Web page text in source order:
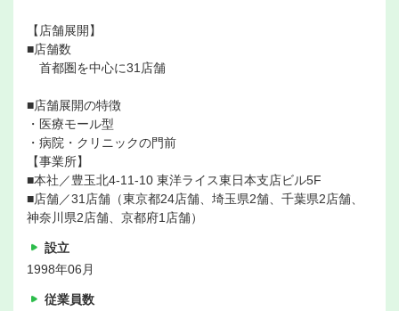
【店舗展開】
■店舗数
首都圏を中心に31店舗
■店舗展開の特徴
・医療モール型
・病院・クリニックの門前
【事業所】
■本社／豊玉北4-11-10 東洋ライス東日本支店ビル5F
■店舗／31店舗（東京都24店舗、埼玉県2舗、千葉県2店舗、
神奈川県2店舗、京都府1店舗）
設立
1998年06月
従業員数